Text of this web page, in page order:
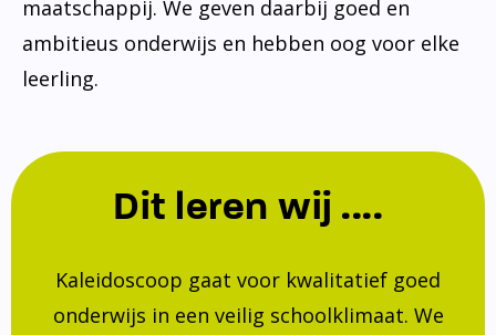
maatschappij. We geven daarbij goed en
ambitieus onderwijs en hebben oog voor elke
leerling.
Dit leren wij ....
Kaleidoscoop gaat voor kwalitatief goed
onderwijs in een veilig schoolklimaat. We